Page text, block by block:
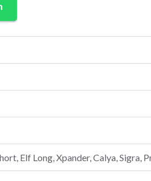
Elf Long, Xpander, Calya, Sigra,